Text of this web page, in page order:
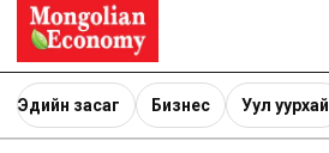
Эдийн засаг Бизнес Уул уурхай